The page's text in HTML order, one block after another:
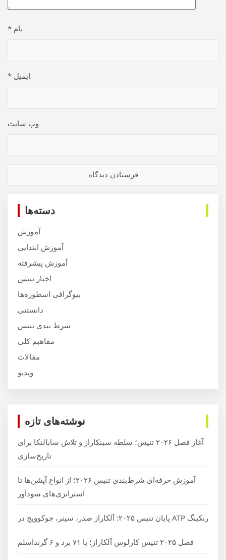
نام *
ایمیل *
وب‌ سایت
دسته‌ها
آموزش
آموزش ابتدایی
آموزش پیشرفته
اخبار تنیس
بیوگرافی اسطوره‌ها
دانستنی
شرط بندی تنیس
مفاهیم کلی
مقالات
ویدیو
نوشته‌های تازه
آغاز فصل ۲۰۲۶ تنیس؛ سلطه سینکاراز و تلاش سابالنکا برای
تاریخ‌سازی
آموزش حرفه‌ای شرط‌بندی تنیس ۲۰۲۶؛ از انواع آپشن‌ها تا
استراتژی‌های سودآور
رنکینگ ATP پایان تنیس ۲۰۲۵: آلکاراز صدر، سینر، جوکوویچ در
فصل ۲۰۲۵ تنیس کارلوس آلکاراز؛ با ۷۱ برد و ۶ گرنداسلم